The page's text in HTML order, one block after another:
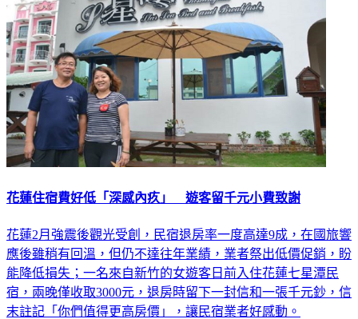
花蓮住宿費好低「深感內疚」 遊客留千元小費致謝
花蓮2月強震後觀光受創，民宿退房率一度高達9成，在國旅響
應後雖稍有回溫，但仍不達往年業績，業者祭出低價促銷，盼
能降低損失；一名來自新竹的女遊客日前入住花蓮七星潭民
宿，兩晚僅收取3000元，退房時留下一封信和一張千元鈔，信
末註記「你們值得更高房價」，讓民宿業者好感動。